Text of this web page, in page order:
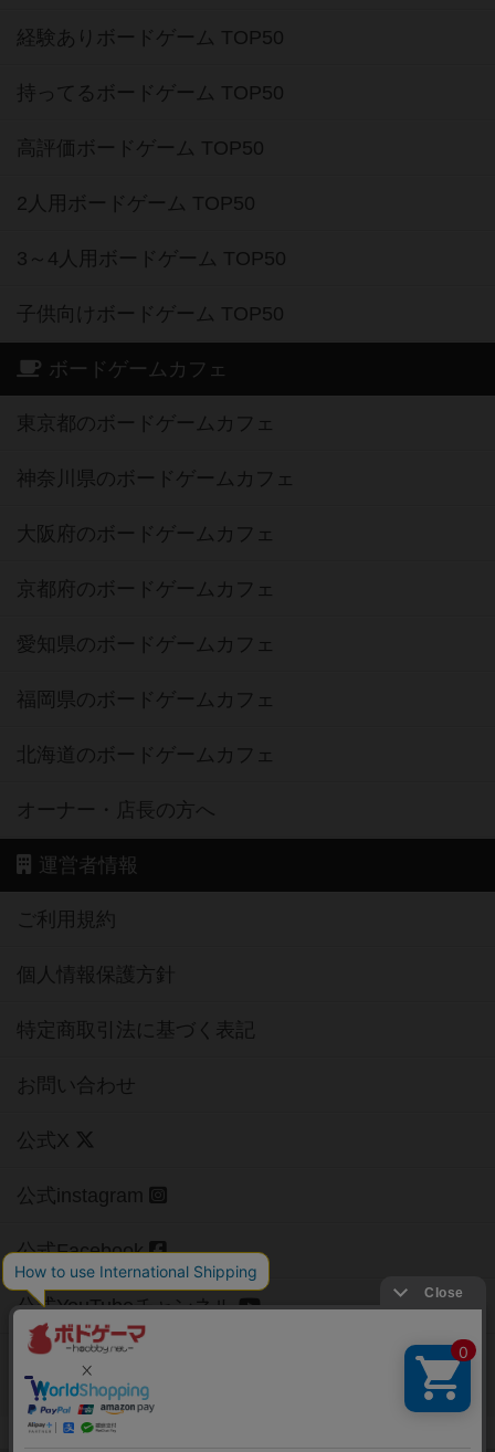
経験ありボードゲーム TOP50
持ってるボードゲーム TOP50
高評価ボードゲーム TOP50
2人用ボードゲーム TOP50
3～4人用ボードゲーム TOP50
子供向けボードゲーム TOP50
ボードゲームカフェ
東京都のボードゲームカフェ
神奈川県のボードゲームカフェ
大阪府のボードゲームカフェ
京都府のボードゲームカフェ
愛知県のボードゲームカフェ
福岡県のボードゲームカフェ
北海道のボードゲームカフェ
オーナー・店長の方へ
運営者情報
ご利用規約
個人情報保護方針
特定商取引法に基づく表記
お問い合わせ
公式X
公式instagram
公式Facebook
公式YouTubeチャンネル